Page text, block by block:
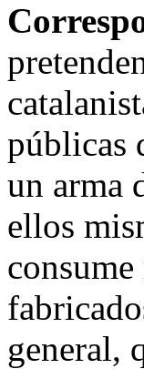
públicas
un arma
ellos
general,